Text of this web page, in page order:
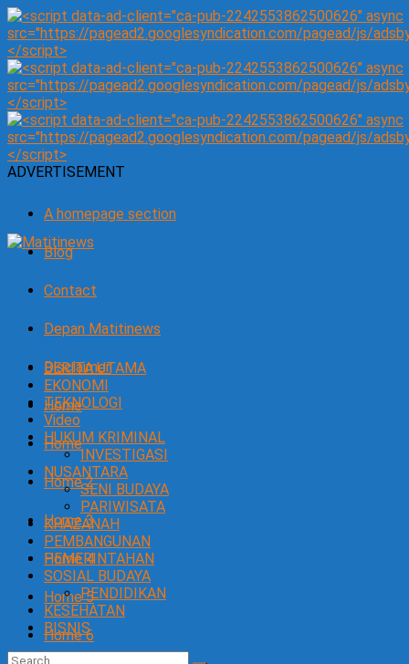
ADVERTISEMENT
A homepage section
Blog
Contact
Depan Matitinews
Disclaimer
Home
Home
Home 2
Home 3
Home 4
Home 5
Home 6
BERITA UTAMA
EKONOMI
TEKNOLOGI
Video
HUKUM KRIMINAL
INVESTIGASI
NUSANTARA
SENI BUDAYA
PARIWISATA
KHAZANAH
PEMBANGUNAN
PEMERINTAHAN
SOSIAL BUDAYA
PENDIDIKAN
KESEHATAN
BISNIS